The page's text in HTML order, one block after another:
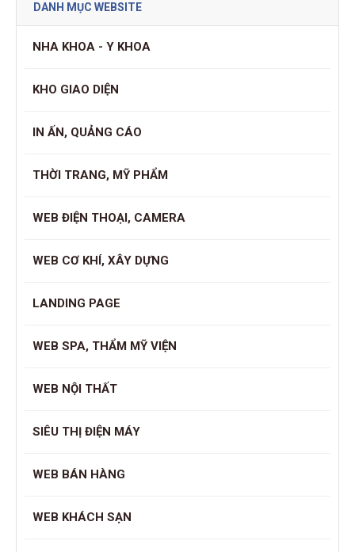
DANH MỤC WEBSITE
NHA KHOA - Y KHOA
KHO GIAO DIỆN
IN ẤN, QUẢNG CÁO
THỜI TRANG, MỸ PHẨM
WEB ĐIỆN THOẠI, CAMERA
WEB CƠ KHÍ, XÂY DỰNG
LANDING PAGE
WEB SPA, THẨM MỸ VIỆN
WEB NỘI THẤT
SIÊU THỊ ĐIỆN MÁY
WEB BÁN HÀNG
WEB KHÁCH SẠN